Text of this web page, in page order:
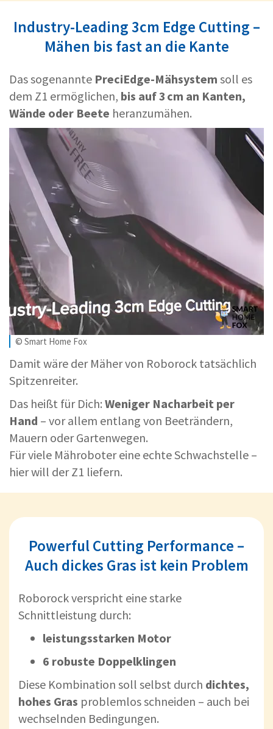
Industry-Leading 3cm Edge Cutting –
Mähen bis fast an die Kante
Das sogenannte PreciEdge-Mähsystem soll es
dem Z1 ermöglichen, bis auf 3 cm an Kanten,
Wände oder Beete heranzumähen.
© Smart Home Fox
Damit wäre der Mäher von Roborock tatsächlich
Spitzenreiter.
Das heißt für Dich: Weniger Nacharbeit per
Hand – vor allem entlang von Beeträndern,
Mauern oder Gartenwegen.
Für viele Mähroboter eine echte Schwachstelle –
hier will der Z1 liefern.
Powerful Cutting Performance –
Auch dickes Gras ist kein Problem
Roborock verspricht eine starke
Schnittleistung durch:
leistungsstarken Motor
6 robuste Doppelklingen
Diese Kombination soll selbst durch dichtes,
hohes Gras problemlos schneiden – auch bei
wechselnden Bedingungen.